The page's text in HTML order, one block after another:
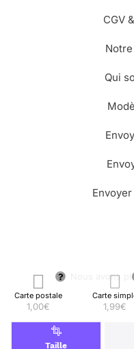
Carte postale
1,00€
Carte
1,99€
Taille
CGV
Qui
🌳 Nous avons
©